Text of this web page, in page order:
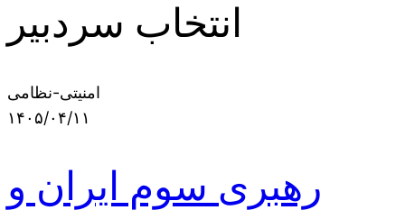
انتخاب سردبیر
امنیتی-نظامی
۱۴۰۵/۰۴/۱۱
رهبری سوم ایران و